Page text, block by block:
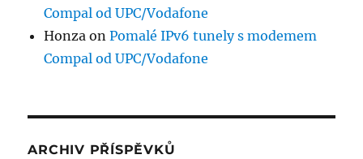
Compal od UPC/Vodafone
Honza onPomalé IPv6 tunely s modemem
Compal od UPC/Vodafone
ARCHIV PŘÍSPĚVKŮ